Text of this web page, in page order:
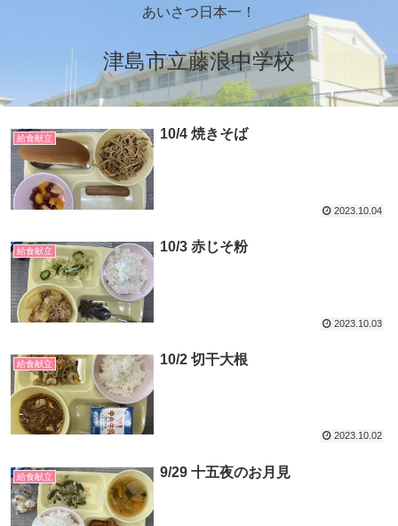
あいさつ日本一！
津島市立藤浪中学校
給食献立 10/4 焼きそば
2023.10.04
給食献立 10/3 赤じそ粉
2023.10.03
給食献立 10/2 切干大根
2023.10.02
給食献立 9/29 十五夜のお月見